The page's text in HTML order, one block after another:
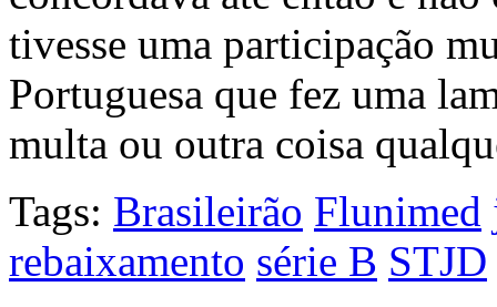
tivesse uma participação
Portuguesa que fez uma
multa ou outra coisa
Tags: Brasileirão Flunimed
rebaixamento série B STJD